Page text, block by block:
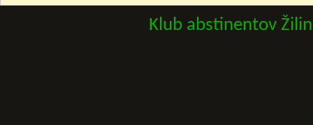
Klub abstinentov